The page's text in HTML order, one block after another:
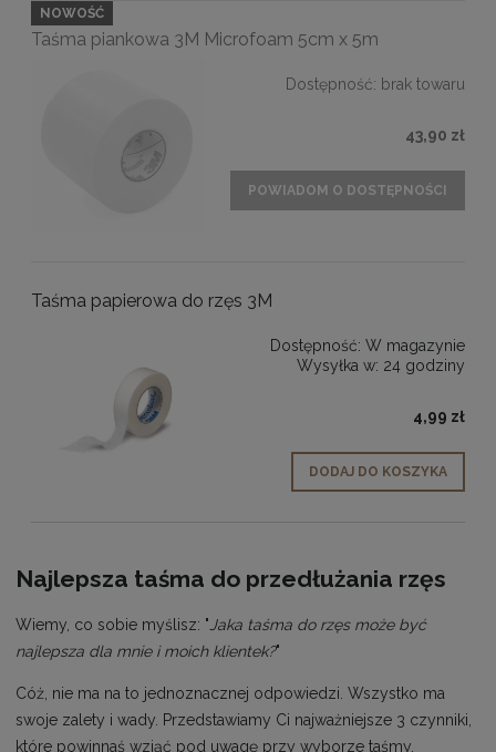
Taśma piankowa 3M Microfoam 5cm x 5m
Dostępność: brak towaru
43,90 zł
POWIADOM O DOSTĘPNOŚCI
NOWOŚĆ
Taśma papierowa do rzęs 3M
Dostępność: W magazynie
Wysyłka w: 24 godziny
4,99 zł
DODAJ DO KOSZYKA
Najlepsza taśma do przedłużania rzęs
Wiemy, co sobie myślisz: " Jaka taśma do rzęs może być
najlepsza dla mnie i moich klientek?"
Cóż, nie ma na to jednoznacznej odpowiedzi. Wszystko ma
swoje zalety i wady. Przedstawiamy Ci najważniejsze 3 czynniki,
które powinnaś wziąć pod uwagę przy wyborze taśmy.